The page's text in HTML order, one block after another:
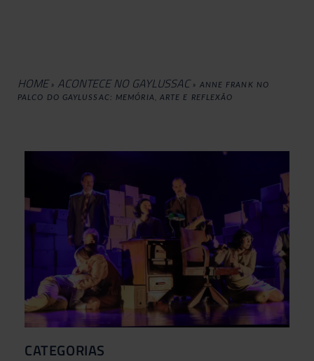
HOME » ACONTECE NO GAYLUSSAC » ANNE FRANK NO
PALCO DO GAYLUSSAC: MEMÓRIA, ARTE E REFLEXÃO
CATEGORIAS